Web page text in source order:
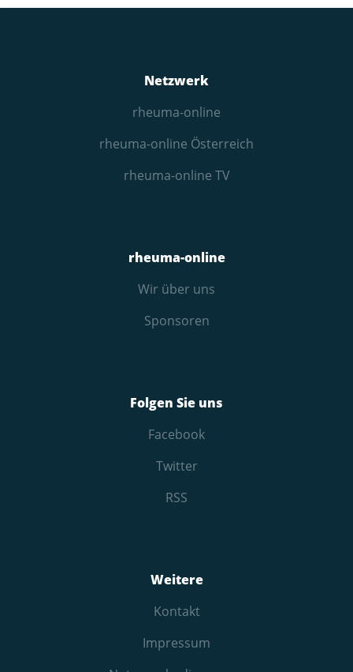
Netzwerk
rheuma-online
rheuma-online Österreich
rheuma-online TV
rheuma-online
Wir über uns
Sponsoren
Folgen Sie uns
Facebook
Twitter
RSS
Weitere
Kontakt
Impressum